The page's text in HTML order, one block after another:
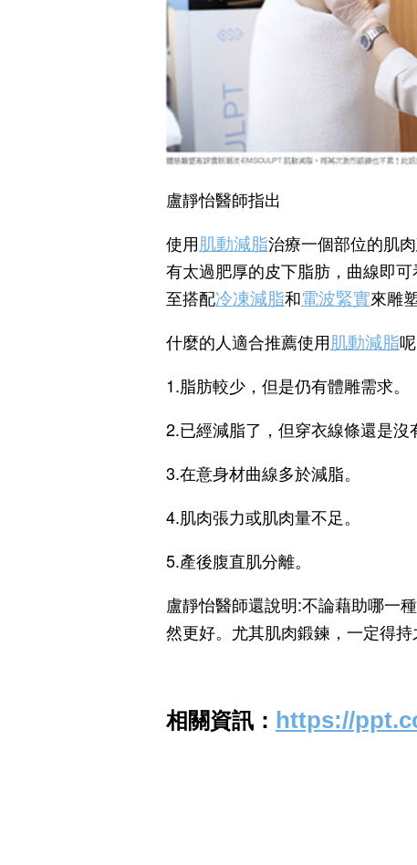
盧靜怡醫師指出
使用肌動減脂治療一個部位的肌
有太過肥厚的皮下脂肪，曲線即
至搭配冷凍減脂和電波緊實來雕
什麼的人適合推薦使用肌動減脂
1.脂肪較少，但是仍有體雕需求。
2.已經減脂了，但穿衣線條還是沒
3.在意身材曲線多於減脂。
4.肌肉張力或肌肉量不足。
5.產後腹直肌分離。
盧靜怡醫師還說明:不論藉助哪一
然更好。尤其肌肉鍛鍊，一定得持
相關資訊： https://